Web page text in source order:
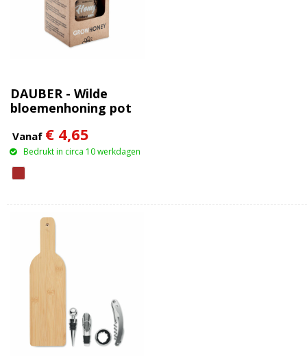
DAUBER - Wilde
bloemenhoning pot
Vanaf € 4,65
Bedrukt in circa 10 werkdagen